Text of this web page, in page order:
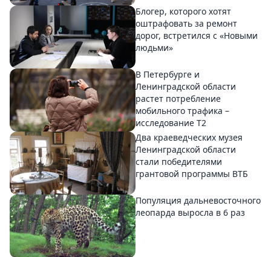
Блогер, которого хотят
оштрафовать за ремонт
дорог, встретился с «Новыми
людьми»
В Петербурге и
Ленинградской области
растет потребление
мобильного трафика –
исследование T2
Два краеведческих музея
Ленинградской области
стали победителями
грантовой программы ВТБ
Популяция дальневосточного
леопарда выросла в 6 раз